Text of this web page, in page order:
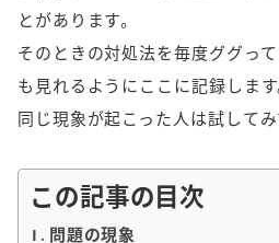
とがあります。
そのときの対処法を毎度ググっ
も見れるようにここに記録します
同じ現象が起こった人は試してみ
この記事の目次
問題の現象